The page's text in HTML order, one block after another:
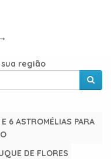
região
6 ASTROMÉLIAS PARA
DE FLORES